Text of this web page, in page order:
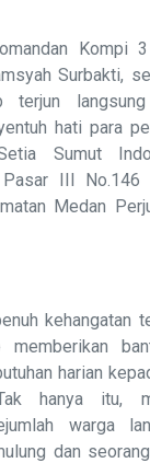
Kompi
Surbakti,
terjun
hati para
Sumut
III No.146
Medan
kehangatan
memberikan
harian
hanya itu,
warga
dan